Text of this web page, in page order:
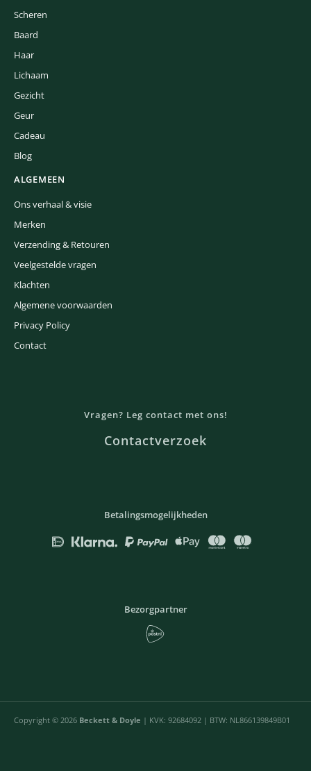
Scheren
Baard
Haar
Lichaam
Gezicht
Geur
Cadeau
Blog
ALGEMEEN
Ons verhaal & visie
Merken
Verzending & Retouren
Veelgestelde vragen
Klachten
Algemene voorwaarden
Privacy Policy
Contact
Vragen? Leg contact met ons!
Contactverzoek
Betalingsmogelijkheden
Bezorgpartner
Copyright © 2026 Beckett & Doyle | KVK: 92684092 | BTW: NL866139849B01